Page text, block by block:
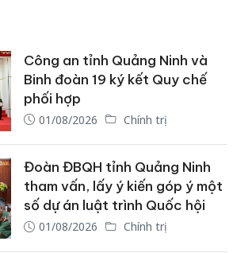
Công an tỉnh Quảng Ninh và
Binh đoàn 19 ký kết Quy chế
phối hợp
01/08/2026 Chính trị
Đoàn ĐBQH tỉnh Quảng Ninh
tham vấn, lấy ý kiến góp ý một
số dự án luật trình Quốc hội
01/08/2026 Chính trị